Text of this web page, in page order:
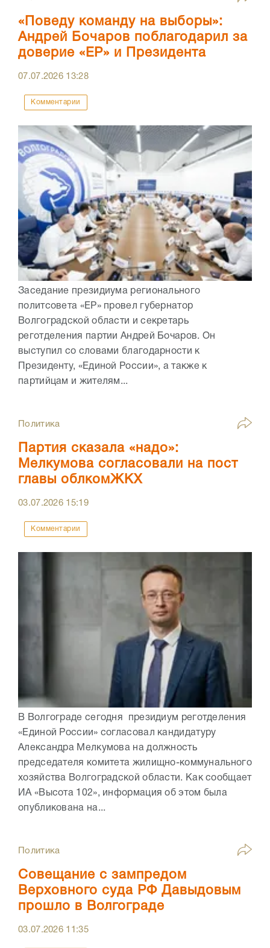
«Поведу команду на выборы»:
Андрей Бочаров поблагодарил за
доверие «ЕР» и Президента
07.07.2026 13:28
Комментарии
Заседание президиума регионального
политсовета «ЕР» провел губернатор
Волгоградской области и секретарь
реготделения партии Андрей Бочаров. Он
выступил со словами благодарности к
Президенту, «Единой России», а также к
партийцам и жителям...
Политика
Партия сказала «надо»:
Мелкумова согласовали на пост
главы облкомЖКХ
03.07.2026 15:19
Комментарии
В Волгограде сегодня президиум реготделения
«Единой России» согласовал кандидатуру
Александра Мелкумова на должность
председателя комитета жилищно-коммунального
хозяйства Волгоградской области. Как сообщает
ИА «Высота 102», информация об этом была
опубликована на...
Политика
Совещание с зампредом
Верховного суда РФ Давыдовым
прошло в Волгограде
03.07.2026 11:35